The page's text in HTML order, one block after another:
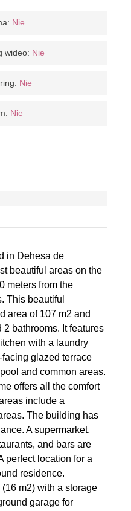
Nie
wideo: Nie
Nie
Nie
in Dehesa de
beautiful areas on the
meters from the
This beautiful
area of 107 m2 and
bathrooms. It features
with a laundry
glazed terrace
and common areas.
offers all the comfort
include a
The building has
A supermarket,
and bars are
perfect location for a
residence.
m2) with a storage
garage for